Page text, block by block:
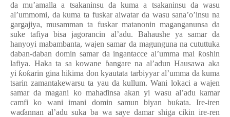
da mu’amalla a tsakaninsu da kuma a tsakaninsu da wasu
al’ummomi, da kuma ta fuskar aiwatar da wasu sana’o’insu na
gargajiya, musamman ta fuskar matanonin maganganunsa da
suke tafiya bisa jagorancin al’adu. Bahaushe ya samar da
hanyoyi mabambanta, wajen samar da magunguna na cututtuka
daban-daban domin samar da ingantacce al’umma mai ƙoshin
lafiya. Haka ta sa kowane ɓangare na al’adun Hausawa aka
yi ƙoƙarin gina hikima don kyautata tarbiyyar al’umma da kuma
tsarin zamantakewarsu ta yau da kullum. Wani lokaci a wajen
samar da magani ko mahaɗinsa akan yi wasu al’adu kamar
camfi ko wani imani domin samun biyan buƙata. Ire-iren
waɗannan al’adu suka ba wa saye damar shiga cikin ire-ren